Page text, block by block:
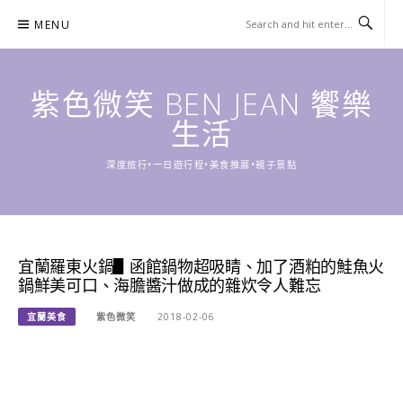
content
MENU
紫色微笑 BEN JEAN 饗樂
生活
深度旅行•一日遊行程•美食推薦•親子景點
宜蘭羅東火鍋▋函館鍋物超吸睛、加了酒粕的鮭魚火
鍋鮮美可口、海膽醬汁做成的雜炊令人難忘
宜蘭美食 紫色微笑 2018-02-06